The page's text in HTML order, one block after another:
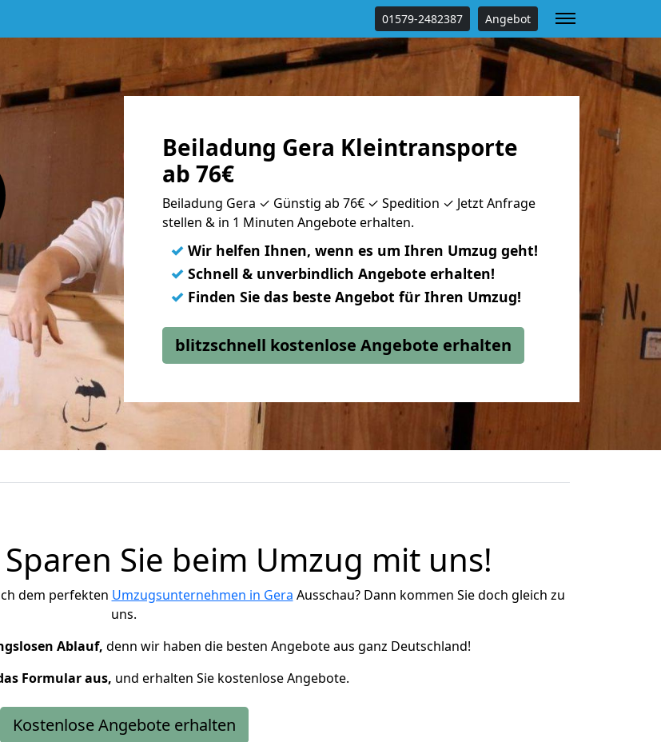
01579-2482387 Angebot
Beiladung Gera Kleintransporte
ab 76€
Beiladung Gera ✓ Günstig ab 76€ ✓ Spedition ✓ Jetzt Anfrage
stellen & in 1 Minuten Angebote erhalten.
✓ Wir helfen Ihnen, wenn es um Ihren Umzug geht!
✓ Schnell & unverbindlich Angebote erhalten!
✓ Finden Sie das beste Angebot für Ihren Umzug!
blitzschnell kostenlose Angebote erhalten
Sie beim Umzug mit uns!
dem perfekten Umzugsunternehmen in Gera Ausschau? Dann kommen Sie doch gleich zu
uns.
Ablauf, denn wir haben die besten Angebote aus ganz Deutschland!
Formular aus, und erhalten Sie kostenlose Angebote.
Kostenlose Angebote erhalten